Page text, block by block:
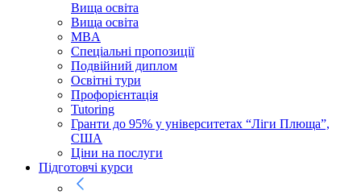
Вища освіта
Вища освіта
MBA
Спеціальні пропозиції
Подвійний диплом
Освітні тури
Профорієнтація
Tutoring
Гранти до 95% у університетах “Ліги Плюща”,
США
Ціни на послуги
Підготовчі курси